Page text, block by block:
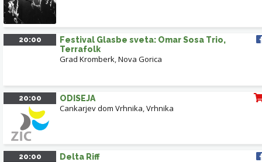
20:00
Festival Glasbe sveta: Omar Sosa Trio,
Terrafolk
Grad Kromberk,Nova Gorica
20:00 ODISEJA
Cankarjev dom Vrhnika,Vrhnika
20:00 Delta Riff